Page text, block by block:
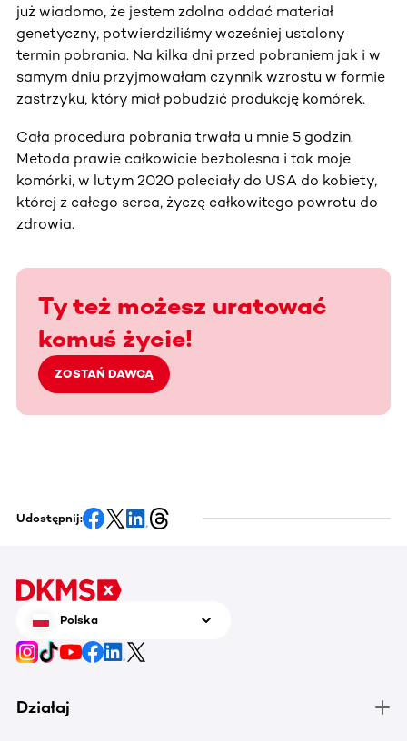
już wiadomo, że jestem zdolna oddać materiał
genetyczny, potwierdziliśmy wcześniej ustalony
termin pobrania. Na kilka dni przed pobraniem jak i w
samym dniu przyjmowałam czynnik wzrostu w formie
zastrzyku, który miał pobudzić produkcję komórek.
Cała procedura pobrania trwała u mnie 5 godzin.
Metoda prawie całkowicie bezbolesna i tak moje
komórki, w lutym 2020 poleciały do USA do kobiety,
której z całego serca, życzę całkowitego powrotu do
zdrowia.
Ty też możesz uratować
komuś życie!
ZOSTAŃ DAWCĄ
Udostępnij:
Polska
Działaj